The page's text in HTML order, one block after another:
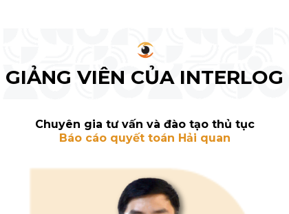
Offline: 80 doanh nghiệp tham dự
Online: 400 doanh nghiệp tham dự
GIẢNG VIÊN CỦA INTERLOG
Chuyên gia tư vấn và đào tạo thủ tục
Báo cáo quyết toán Hải quan